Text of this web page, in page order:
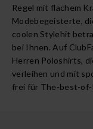
Regel mit flachem
Modebegeisterte,
coolen Stylehit
bei Ihnen. Auf
Herren Poloshirts,
verleihen und mit
frei für The-best-of-